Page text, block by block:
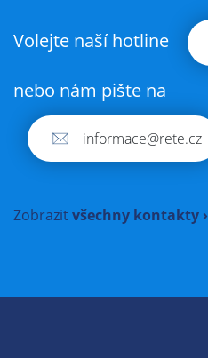
Volejte naší hotline
nebo nám pište na
informace@rete.cz
Zobrazitvšechny kontakty ›